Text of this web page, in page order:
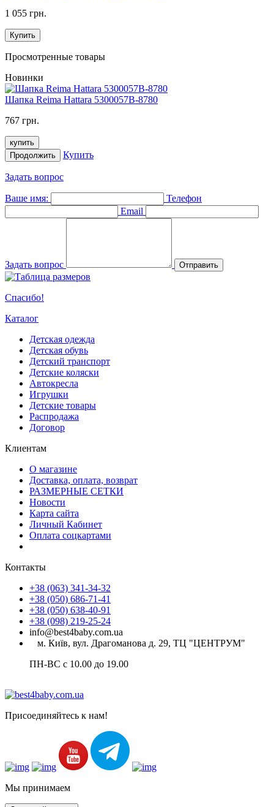
1 055 грн.
Купить
Просмотренные товары
Новинки
Шапка Reima Hattara 5300057B-8780
767 грн.
купить
Продолжить
Купить
Задать вопрос
Ваше имя:
Телефон
Email
Задать вопрос Отправить
Спасибо!
Каталог
Детская одежда
Детская обувь
Детский транспорт
Детские коляски
Автокресла
Игрушки
Детские товары
Распродажа
Договор
Клиентам
О магазине
Доставка, оплата, возврат
РАЗМЕРНЫЕ СЕТКИ
Новости
Карта сайта
Личный Кабинет
Оплата соцкартами
Контакты
+38 (063) 341-34-32
+38 (050) 686-71-41
+38 (050) 638-40-91
+38 (098) 219-25-24
info@best4baby.com.ua
м. Київ, вул. Драгоманова д. 29, ТЦ "ЦЕНТРУМ"
ПН-ВС с 10.00 до 19.00
Присоединяйтесь к нам!
Мы принимаем